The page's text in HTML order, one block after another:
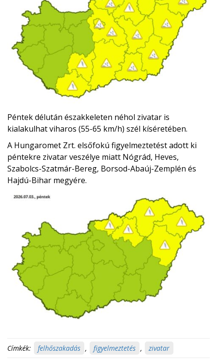
Péntek délután északkeleten néhol zivatar is
kialakulhat viharos (55-65 km/h) szél kíséretében.
A Hungaromet Zrt. elsőfokú figyelmeztetést adott ki
péntekre zivatar veszélye miatt Nógrád, Heves,
Szabolcs-Szatmár-Bereg, Borsod-Abaúj-Zemplén és
Hajdú-Bihar megyére.
Címkék: felhőszakadás , figyelmeztetés , zivatar